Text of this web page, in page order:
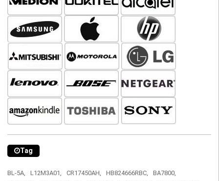
Tag
BL-5A, L12M3A01, CR17450AH, HB824666RBC,
BA7800,